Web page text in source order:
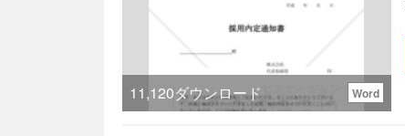
11,120ダウンロード Word